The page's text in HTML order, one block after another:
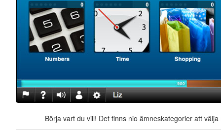
Börja vart du vill! Det finns nio ämneskategorier att